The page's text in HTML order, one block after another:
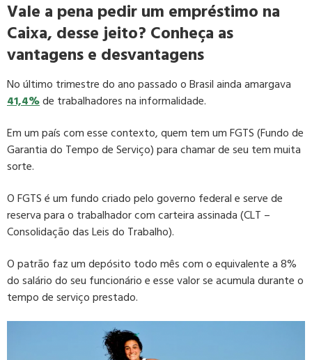
Vale a pena pedir um empréstimo na
Caixa, desse jeito? Conheça as
vantagens e desvantagens
No último trimestre do ano passado o Brasil ainda amargava
41,4%de trabalhadores na informalidade.
Em um país com esse contexto, quem tem um FGTS (Fundo de
Garantia do Tempo de Serviço) para chamar de seu tem muita
sorte.
O FGTS é um fundo criado pelo governo federal e serve de
reserva para o trabalhador com carteira assinada (CLT –
Consolidação das Leis do Trabalho).
O patrão faz um depósito todo mês com o equivalente a 8%
do salário do seu funcionário e esse valor se acumula durante o
tempo de serviço prestado.